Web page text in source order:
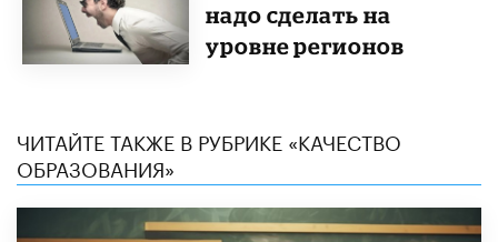
надо сделать на
уровне регионов
ЧИТАЙТЕ ТАКЖЕ В РУБРИКЕ «КАЧЕСТВО
ОБРАЗОВАНИЯ»